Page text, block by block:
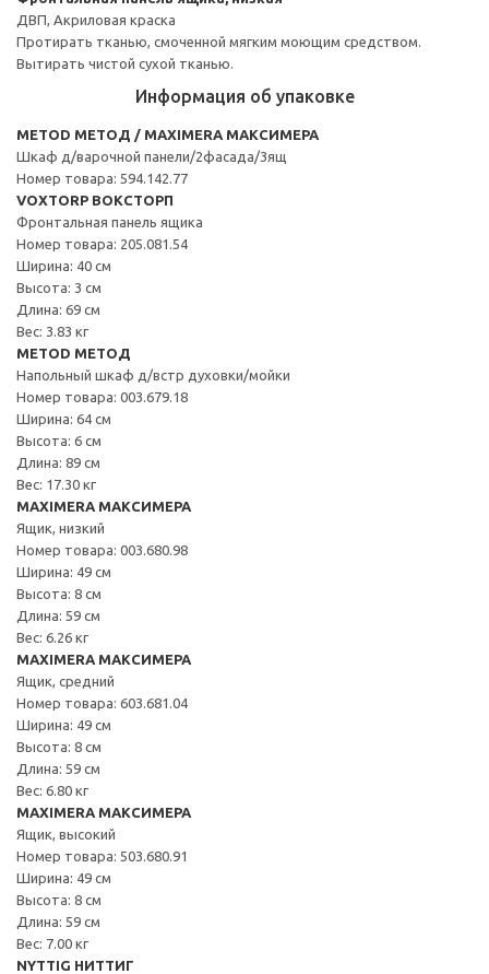
ДВП, Акриловая краска
Протирать тканью, смоченной мягким моющим средством.
Вытирать чистой сухой тканью.
Информация об упаковке
METOD МЕТОД / MAXIMERA МАКСИМЕРА
Шкаф д/варочной панели/2фасада/3ящ
Номер товара: 594.142.77
VOXTORP ВОКСТОРП
Фронтальная панель ящика
Номер товара: 205.081.54
Ширина: 40 см
Высота: 3 см
Длина: 69 см
Вес: 3.83 кг
METOD МЕТОД
Напольный шкаф д/встр духовки/мойки
Номер товара: 003.679.18
Ширина: 64 см
Высота: 6 см
Длина: 89 см
Вес: 17.30 кг
MAXIMERA МАКСИМЕРА
Ящик, низкий
Номер товара: 003.680.98
Ширина: 49 см
Высота: 8 см
Длина: 59 см
Вес: 6.26 кг
MAXIMERA МАКСИМЕРА
Ящик, средний
Номер товара: 603.681.04
Ширина: 49 см
Высота: 8 см
Длина: 59 см
Вес: 6.80 кг
MAXIMERA МАКСИМЕРА
Ящик, высокий
Номер товара: 503.680.91
Ширина: 49 см
Высота: 8 см
Длина: 59 см
Вес: 7.00 кг
NYTTIG НИТТИГ